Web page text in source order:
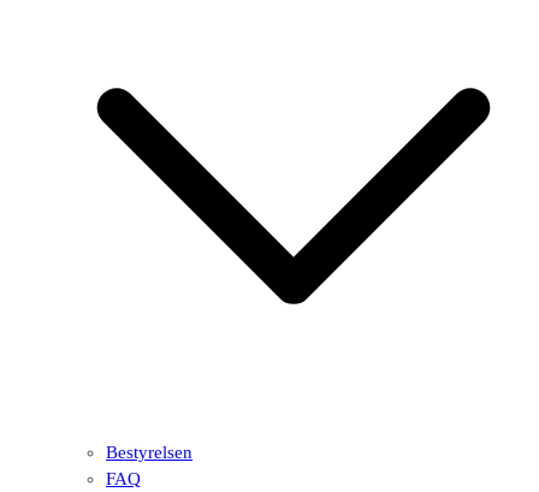
Bestyrelsen
FAQ